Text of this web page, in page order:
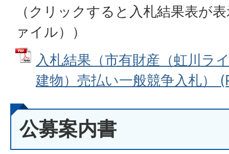
（クリックすると入札結果表が
ァイル））
入札結果（市有財産（虹川ラ
建物）売払い一般競争入札）
公募案内書